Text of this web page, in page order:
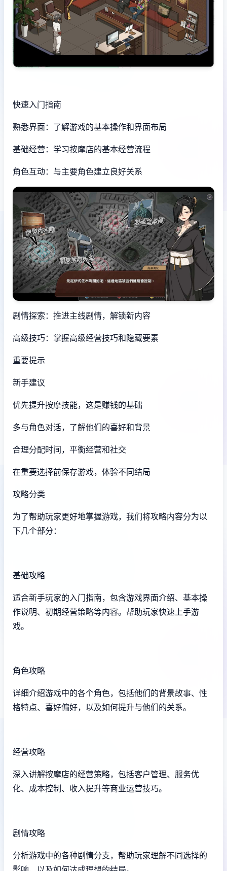
快速入门指南
熟悉界面：了解游戏的基本操作和界面布局
基础经营：学习按摩店的基本经营流程
角色互动：与主要角色建立良好关系
剧情探索：推进主线剧情，解锁新内容
高级技巧：掌握高级经营技巧和隐藏要素
重要提示
新手建议
优先提升按摩技能，这是赚钱的基础
多与角色对话，了解他们的喜好和背景
合理分配时间，平衡经营和社交
在重要选择前保存游戏，体验不同结局
攻略分类
为了帮助玩家更好地掌握游戏，我们将攻略内容分为以
下几个部分：
基础攻略
适合新手玩家的入门指南，包含游戏界面介绍、基本操
作说明、初期经营策略等内容。帮助玩家快速上手游
戏。
角色攻略
详细介绍游戏中的各个角色，包括他们的背景故事、性
格特点、喜好偏好，以及如何提升与他们的关系。
经营攻略
深入讲解按摩店的经营策略，包括客户管理、服务优
化、成本控制、收入提升等商业运营技巧。
剧情攻略
分析游戏中的各种剧情分支，帮助玩家理解不同选择的